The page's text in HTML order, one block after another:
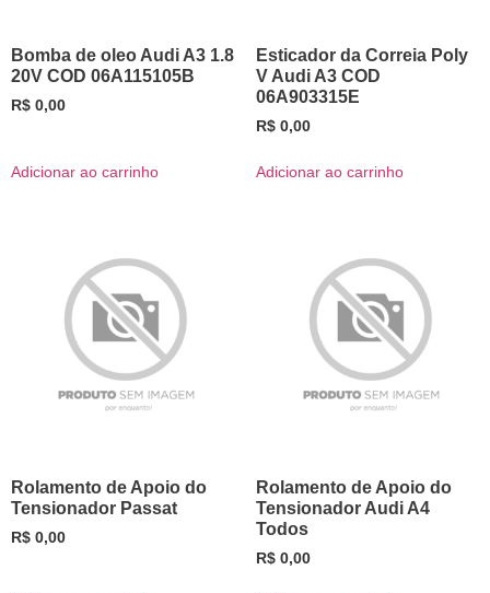
Bomba de oleo Audi A3 1.8
20V COD 06A115105B
R$ 0,00
Adicionar ao carrinho
Esticador da Correia Poly
V Audi A3 COD
06A903315E
R$ 0,00
Adicionar ao carrinho
Rolamento de Apoio do
Tensionador Passat
R$ 0,00
Rolamento de Apoio do
Tensionador Audi A4
Todos
R$ 0,00